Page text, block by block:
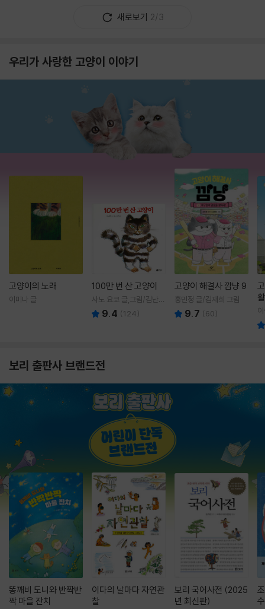
새로보기 2/3
우리가 사랑한 고양이 이야기
고양이의 노래
이미나 글
100만 번 산 고양이
사노 요코 글,그림/김난주
역 9.4 (124)
고양이 해결사 깜냥 9
홍민정 글/김재희 그림
9.7 (60)
보리 출판사 브랜드전
똥깨비 도니와 반짝반
짝 마을 잔치
이다의 날마다 자연관
찰
보리 국어사전 (2025
년 최신판)